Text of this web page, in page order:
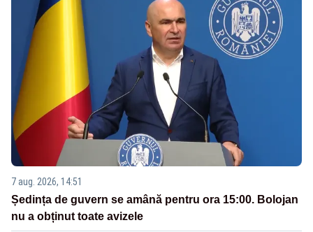
7 aug. 2026, 14:51
Ședința de guvern se amână pentru ora 15:00. Bolojan
nu a obținut toate avizele